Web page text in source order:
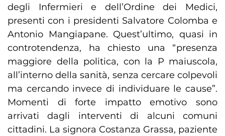
degli Infermieri e dell’Ordine dei Medici,
presenti con i presidenti Salvatore Colomba e
Antonio Mangiapane. Quest’ultimo, quasi in
controtendenza, ha chiesto una “presenza
maggiore della politica, con la P maiuscola,
all’interno della sanità, senza cercare colpevoli
ma cercando invece di individuare le cause”.
Momenti di forte impatto emotivo sono
arrivati dagli interventi di alcuni comuni
cittadini. La signora Costanza Grassa, paziente